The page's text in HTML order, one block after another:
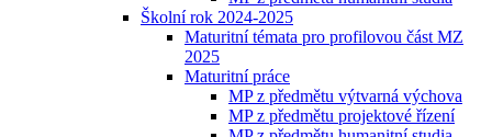
Školní rok 2024-2025
Maturitní témata pro profilovou část MZ
2025
Maturitní práce
MP z předmětu výtvarná výchova
MP z předmětu projektové řízení